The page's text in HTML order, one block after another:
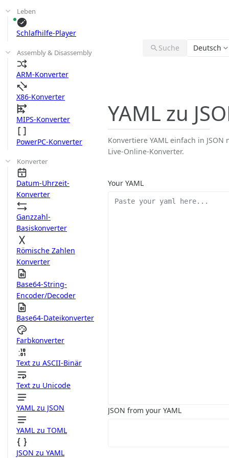
Leben
Schlafhilfe-Player
Assembly & Disassembly
ARM-Konverter
X86-Konverter
MIPS-Konverter
PowerPC-Konverter
Konverter
Datum-Uhrzeit-
Konverter
Ganzzahl-
Basiskonverter
Römische Zahlen
Konverter
Base64-String-
Encoder/Decoder
Base64-Dateikonverter
Farbkonverter
Text zu ASCII-Binär
Text zu Unicode
YAML zu JSON
YAML zu TOML
JSON zu YAML
Suche Deutsch
YAML zu
Konvertiere YAML einfach in JSON
Live-Online-Konverter.
Your YAML
JSON from your YAML